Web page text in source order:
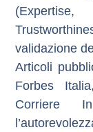
(Expertise,
validazione
Articoli
Forbes Italia
Corriere